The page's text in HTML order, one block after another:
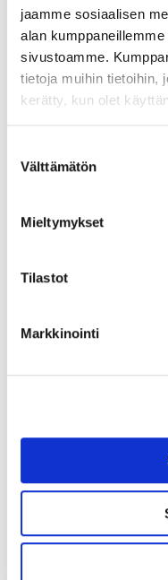
jaamme sosiaalisen
alan
sivustoamme.
tietoja muihin tietoihin,
kerätty, kun olet
valinta
Välttämätön
Mieltymykset
Tilastot
Markkinointi